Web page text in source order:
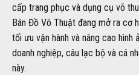
cấp trang phục và dụng cụ võ
Bán Đồ Võ Thuật đang mở ra cơ
tối ưu vận hành và nâng cao hình
doanh nghiệp, câu lạc bộ và cá
này.